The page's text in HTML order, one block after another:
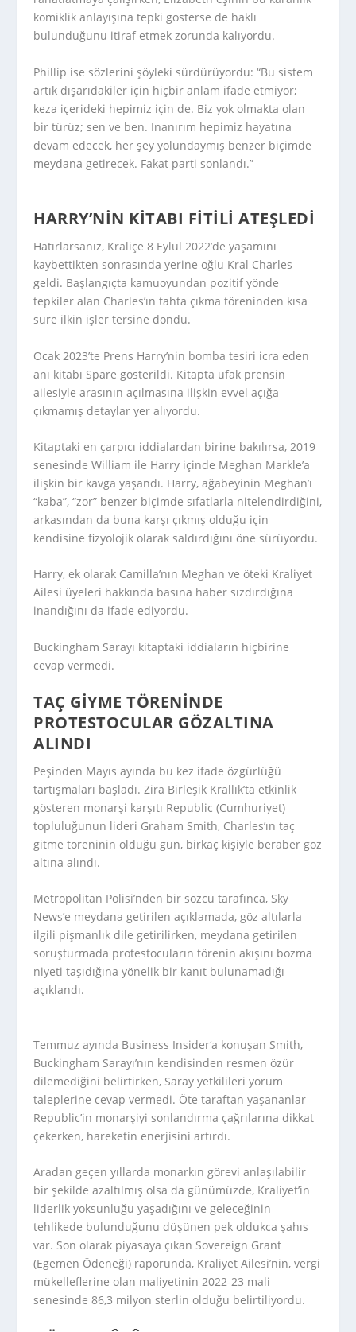
komiklik anlayışına tepki gösterse de haklı
bulunduğunu itiraf etmek zorunda kalıyordu.
Phillip ise sözlerini şöyleki sürdürüyordu: “Bu sistem
artık dışarıdakiler için hiçbir anlam ifade etmiyor;
keza içerideki hepimiz için de. Biz yok olmakta olan
bir türüz; sen ve ben. Inanırım hepimiz hayatına
devam edecek, her şey yolundaymış benzer biçimde
meydana getirecek. Fakat parti sonlandı.”
HARRY’NIN KITABI FITILI ATEŞLEDI
Hatırlarsanız, Kraliçe 8 Eylül 2022’de yaşamını
kaybettikten sonrasında yerine oğlu Kral Charles
geldi. Başlangıçta kamuoyundan pozitif yönde
tepkiler alan Charles’ın tahta çıkma töreninden kısa
süre ilkin işler tersine döndü.
Ocak 2023’te Prens Harry’nin bomba tesiri icra eden
anı kitabı Spare gösterildi. Kitapta ufak prensin
ailesiyle arasının açılmasına ilişkin evvel açığa
çıkmamış detaylar yer alıyordu.
Kitaptaki en çarpıcı iddialardan birine bakılırsa, 2019
senesinde William ile Harry içinde Meghan Markle’a
ilişkin bir kavga yaşandı. Harry, ağabeyinin Meghan’ı
“kaba”, “zor” benzer biçimde sıfatlarla nitelendirdiğini,
arkasından da buna karşı çıkmış olduğu için
kendisine fizyolojik olarak saldırdığını öne sürüyordu.
Harry, ek olarak Camilla’nın Meghan ve öteki Kraliyet
Ailesi üyeleri hakkında basına haber sızdırdığına
inandığını da ifade ediyordu.
Buckingham Sarayı kitaptaki iddiaların hiçbirine
cevap vermedi.
TAÇ GIYME TÖRENINDE
PROTESTOCULAR GÖZALTINA
ALINDI
Peşinden Mayıs ayında bu kez ifade özgürlüğü
tartışmaları başladı. Zira Birleşik Krallık’ta etkinlik
gösteren monarşi karşıtı Republic (Cumhuriyet)
topluluğunun lideri Graham Smith, Charles’ın taç
gitme töreninin olduğu gün, birkaç kişiyle beraber göz
altına alındı.
Metropolitan Polisi’nden bir sözcü tarafınca, Sky
News’e meydana getirilen açıklamada, göz altılarla
ilgili pişmanlık dile getirilirken, meydana getirilen
soruşturmada protestocuların törenin akışını bozma
niyeti taşıdığına yönelik bir kanıt bulunamadığı
açıklandı.
Temmuz ayında Business Insider‘a konuşan Smith,
Buckingham Sarayı’nın kendisinden resmen özür
dilemediğini belirtirken, Saray yetkilileri yorum
taleplerine cevap vermedi. Öte taraftan yaşananlar
Republic’in monarşiyi sonlandırma çağrılarına dikkat
çekerken, hareketin enerjisini artırdı.
Aradan geçen yıllarda monarkın görevi anlaşılabilir
bir şekilde azaltılmış olsa da günümüzde, Kraliyet’in
liderlik yoksunluğu yaşadığını ve geleceğinin
tehlikede bulunduğunu düşünen pek oldukca şahıs
var. Son olarak piyasaya çıkan Sovereign Grant
(Egemen Ödeneği) raporunda, Kraliyet Ailesi’nin, vergi
mükelleflerine olan maliyetinin 2022-23 mali
senesinde 86,3 milyon sterlin olduğu belirtiliyordu.